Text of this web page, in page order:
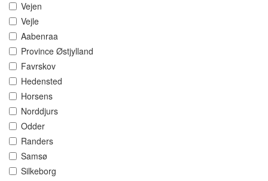
Vejen
Vejle
Aabenraa
Province Østjylland
Favrskov
Hedensted
Horsens
Norddjurs
Odder
Randers
Samsø
Silkeborg